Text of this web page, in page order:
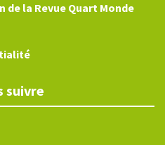
la Revue Quart Monde
suivre